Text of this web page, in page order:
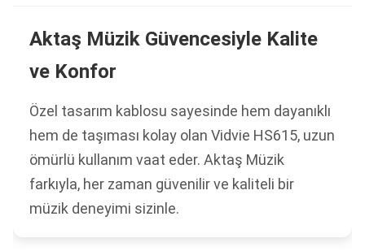
Aktaş Müzik Güvencesiyle Kalite
ve Konfor
Özel tasarım kablosu sayesinde hem dayanıklı
hem de taşıması kolay olan Vidvie HS615, uzun
ömürlü kullanım vaat eder. Aktaş Müzik
farkıyla, her zaman güvenilir ve kaliteli bir
müzik deneyimi sizinle.